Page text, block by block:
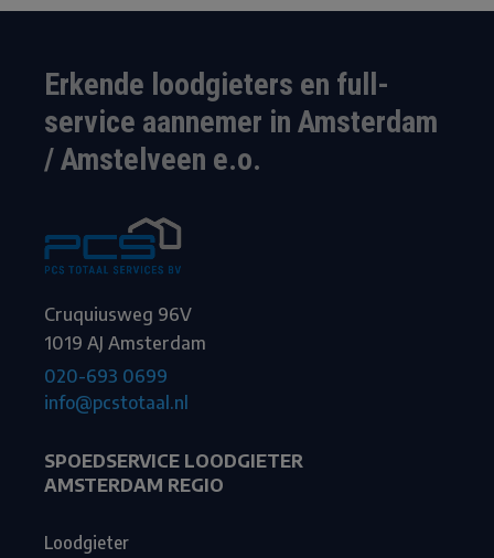
Erkende loodgieters en full-
service aannemer in Amsterdam
/ Amstelveen e.o.
Cruquiusweg 96V
1019 AJ Amsterdam
020-693 0699
info@pcstotaal.nl
SPOEDSERVICE LOODGIETER
AMSTERDAM REGIO
Loodgieter